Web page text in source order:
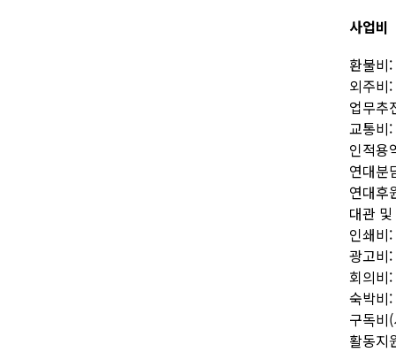
사업비
환불비
외주비
업무추
교통비
인적용
연대분
연대후
대관
인쇄비
광고비
회의비
숙박비
구독비
활동지